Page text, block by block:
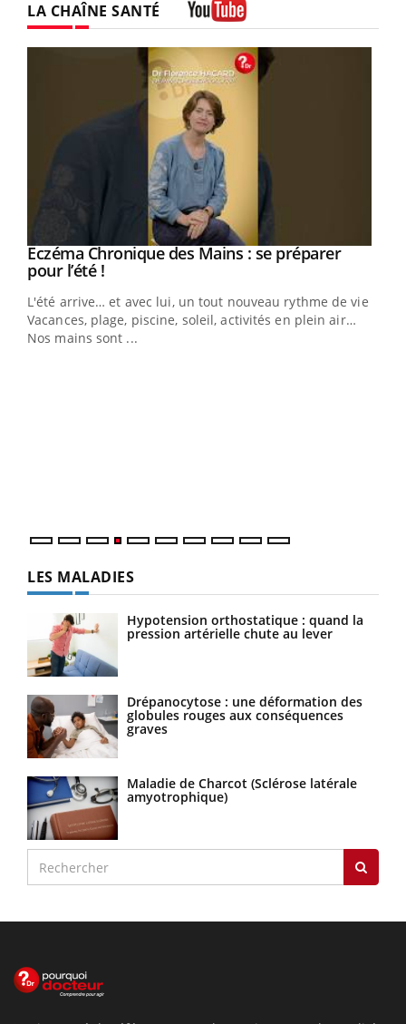
LA CHAÎNE SANTÉ
Youtube
Eczéma Chronique des Mains : se préparer
pour l’été !Youtube
L'été arrive… et avec lui, un tout nouveau rythme de vie !
Vacances, plage, piscine, soleil, activités en plein air…
Nos mains sont ...
Youtube
Diabète & Ramadan 2026Youtube
Le Ramadan approche, et, pour de nombreuses
personnes atteintes de diabète, c'est une période de
questions, de défis, mais ...
LES MALADIES
Hypotension orthostatique : quand la
pression artérielle chute au lever
Drépanocytose : une déformation des
globules rouges aux conséquences
graves
Maladie de Charcot (Sclérose latérale
amyotrophique)